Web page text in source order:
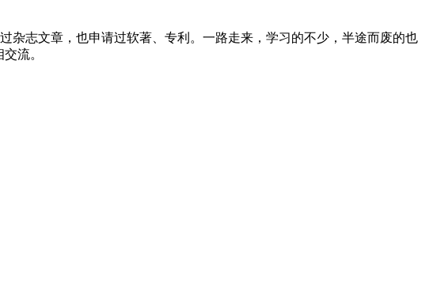
杂志文章，也申请过软著、专利。一路走来，学习的不少，半途而废的也
流。